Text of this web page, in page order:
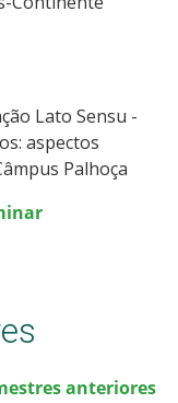
Lato Sensu -
aspectos
Palhoça
anteriores